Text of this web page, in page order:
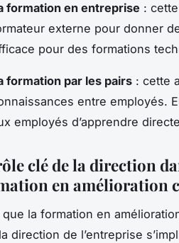
formation en entreprise :
externe pour donner
pour des formations
formation par les pairs : cette
entre employés.
employés d’apprendre
clé de la direction
en amélioration
que la formation en
direction de l’entreprise